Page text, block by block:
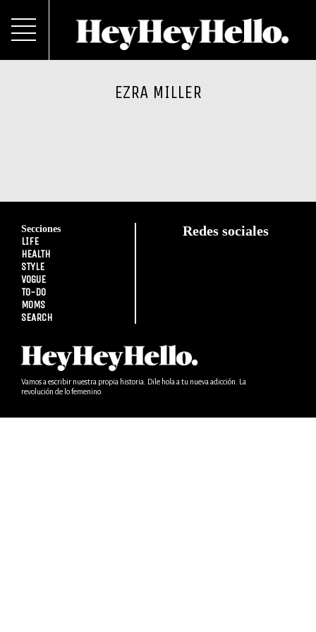
EZRA MILLER
Secciones
LIFE
HEALTH
STYLE
VOGUE
TO-DO
MOMS
SEARCH
Redes sociales
Vamos a escribir nuestra propia historia. Dile hola a tu nueva adicción. La
revolución de lo femenino.